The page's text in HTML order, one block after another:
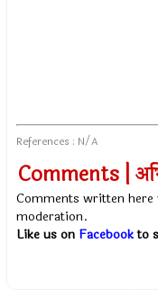
References : N/A
Comments |
Comments written
moderation.
Like us on Facebookto